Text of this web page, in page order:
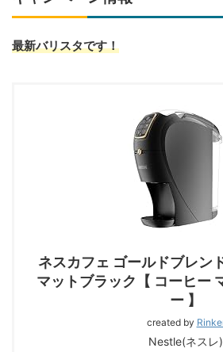
最新バリスタです！
ネスカフェ ゴールドブレン
マットブラック【 コーヒー
ー 】
created by
Nestle(ネスレ)